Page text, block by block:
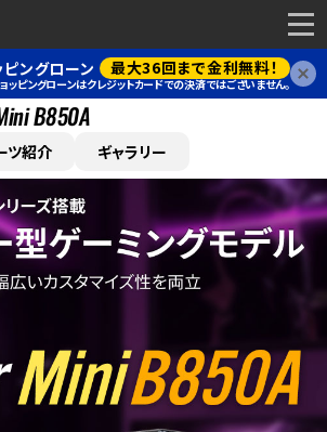
ピングローン 最大36回まで金利無料！
ッピングローンはクレジットカードでの決済ではございません。
B850A
ツ紹介 ギャラリー